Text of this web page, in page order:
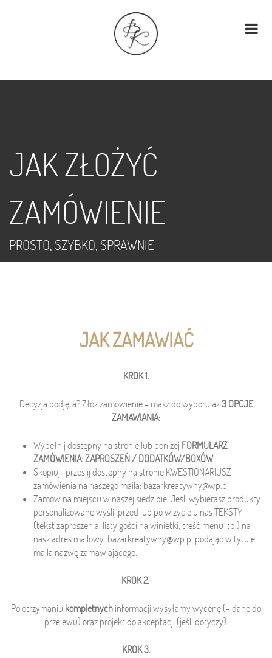
JAK ZŁOŻYĆ
ZAMÓWIENIE
PROSTO, SZYBKO, SPRAWNIE
JAK ZAMAWIAĆ
KROK 1.
Decyzja podjęta? Złóż zamówienie – masz do wyboru aż3 OPCJE
ZAMAWIANIA:
Wypełnij dostępny na stronie lub poniżej FORMULARZ
ZAMÓWIENIA: ZAPROSZEŃ / DODATKÓW/BOXÓW
Skopiuj i prześlij dostępny na stronie KWESTIONARIUSZ
zamówienia na naszego maila: bazarkreatywny@wp.pl
Zamów na miejscu w naszej siedzibie. Jeśli wybierasz produkty
personalizowane wyślij przed lub po wizycie u nas TEKSTY
(tekst zaproszenia, listy gości na winietki, treść menu itp.) na
nasz adres mailowy: bazarkreatywny@wp.pl podając w tytule
maila nazwę zamawiającego.
KROK 2.
Po otrzymaniu kompletnych informacji wysyłamy wycenę (+ dane do
przelewu) oraz projekt do akceptacji (jeśli dotyczy).
KROK 3.